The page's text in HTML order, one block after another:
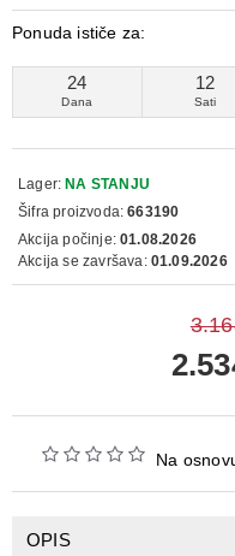
Na
Ponuda ističe za:
24
Dana
12
Sati
Lager: NA STANJU
Šifra proizvoda: 663190
Akcija počinje: 01.08.2026
Akcija se završava: 01.09.2026
OPIS